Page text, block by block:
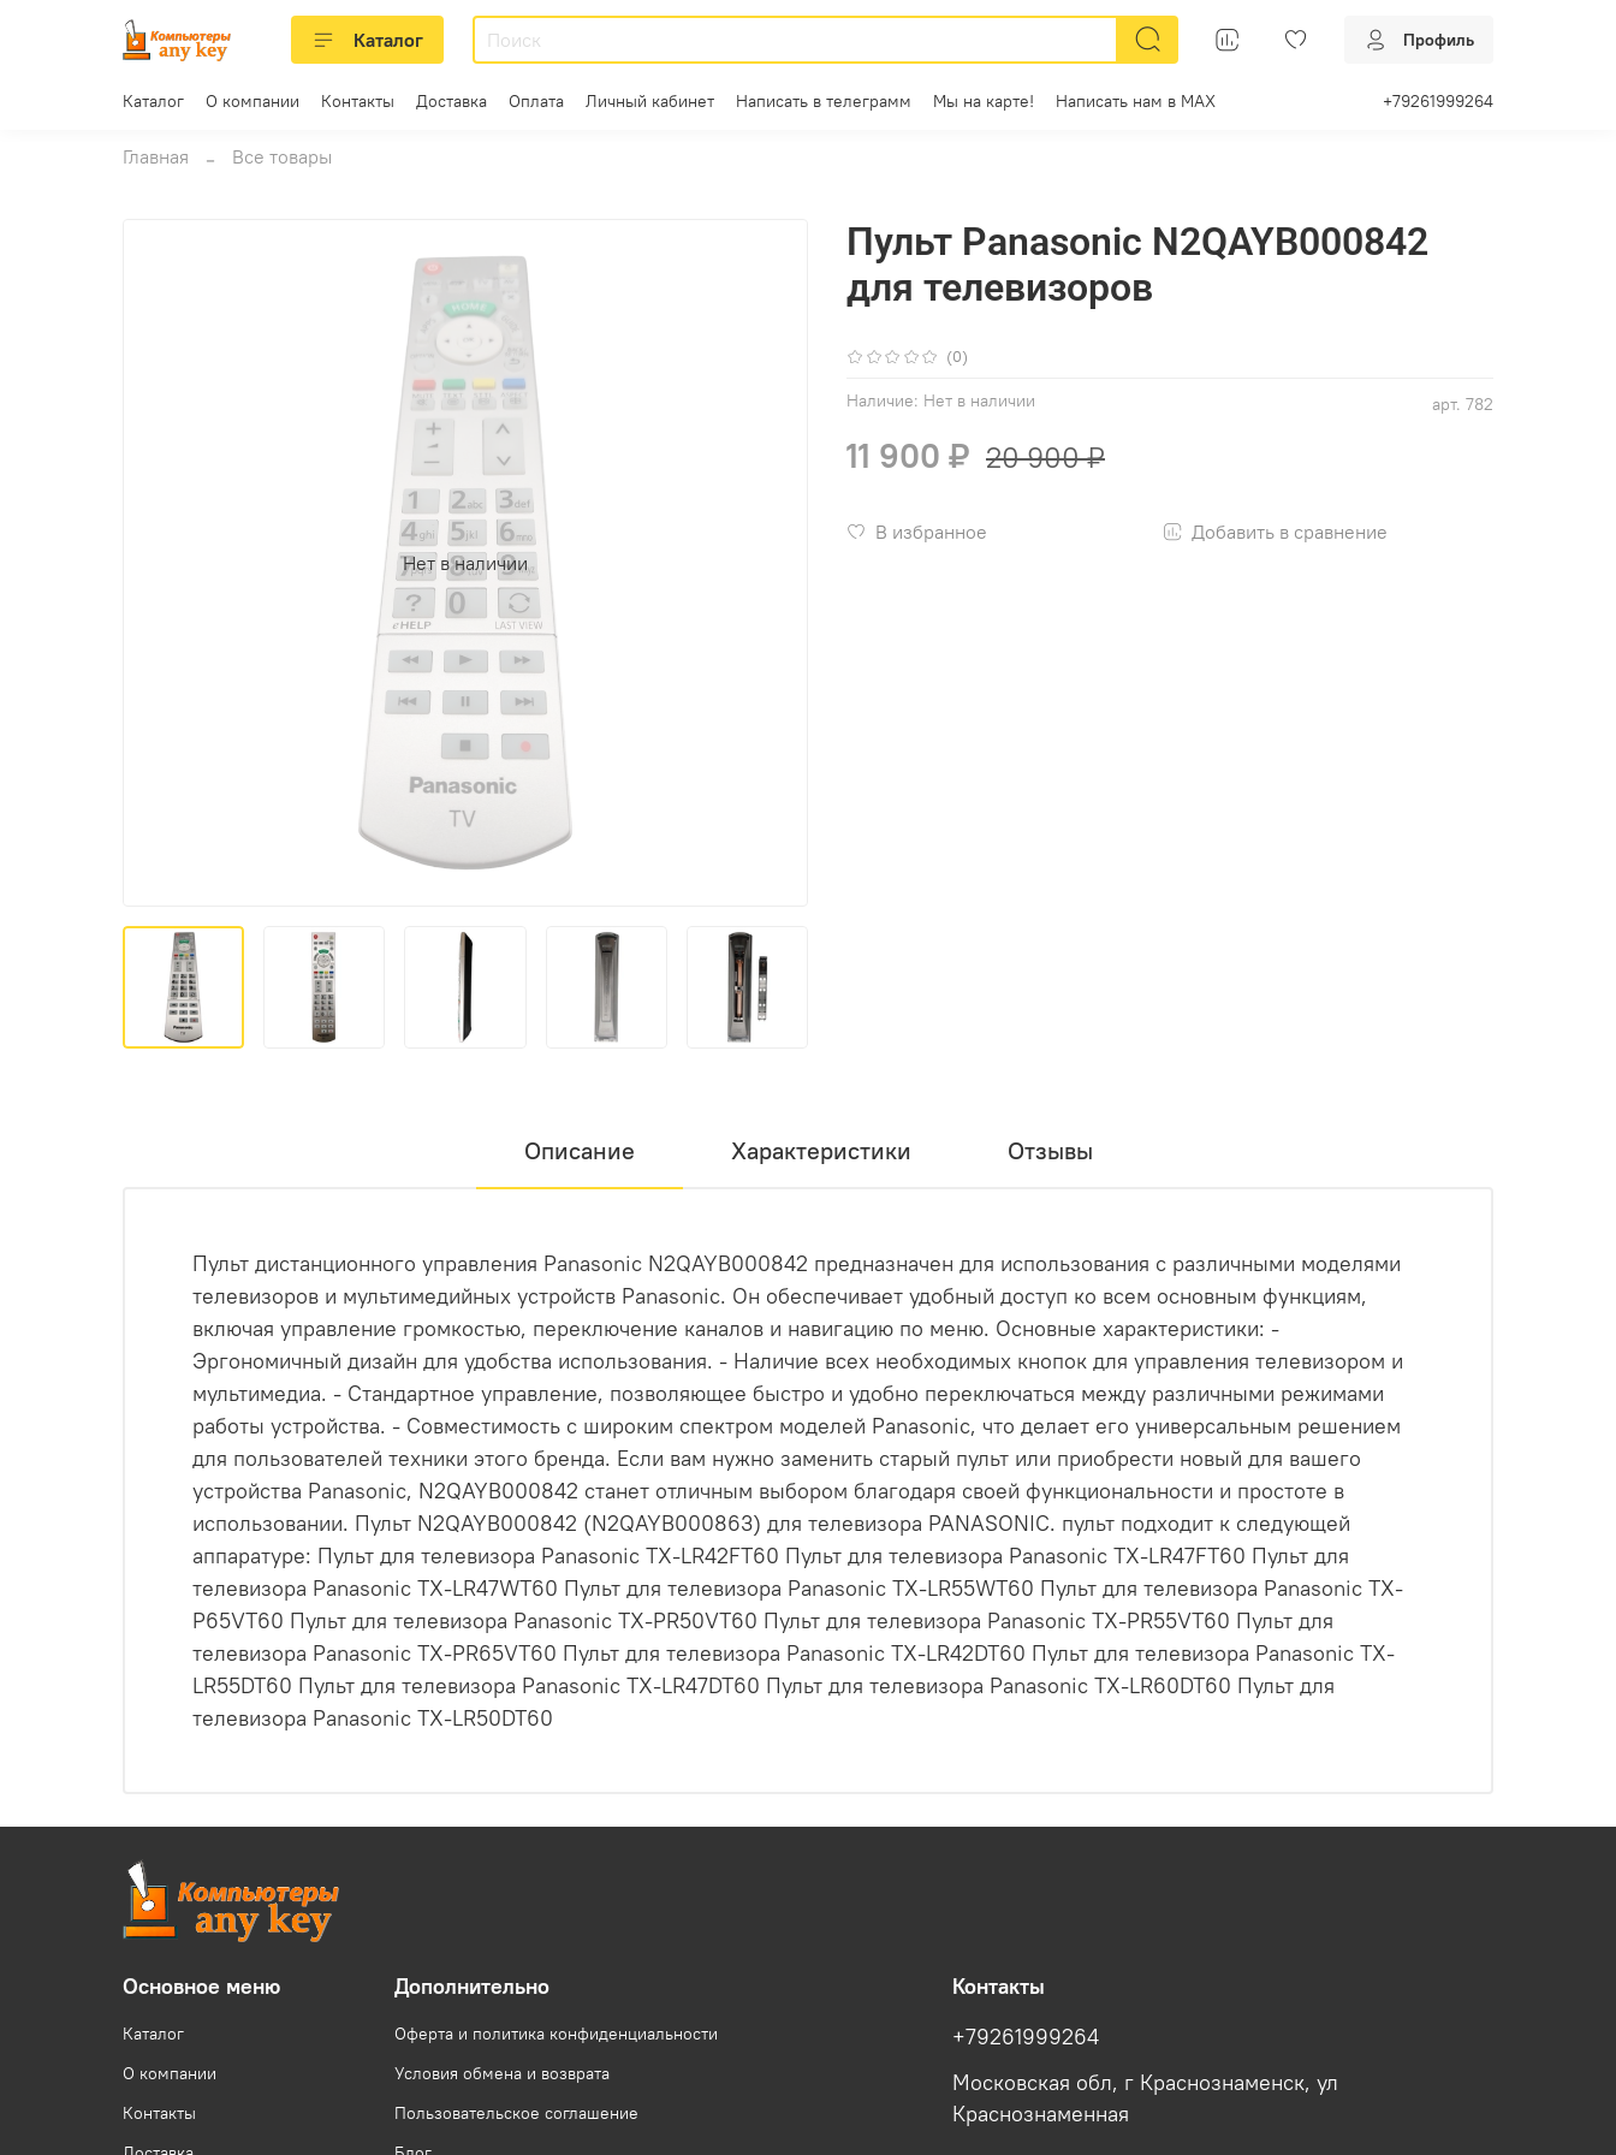
Каталог Профиль
Каталог О компании Контакты Доставка Оплата Личный кабинет Написать в телеграмм Мы на карте! Написать нам в МАХ +79261999264
Главная Все товары
Нет в наличии
(0)
арт. 782
Наличие: Нет в наличии
Пульт Panasonic N2QAYB000842
для телевизоров
11 900 ₽ 20 900 ₽
В избранное Добавить в сравнение
Описание Характеристики Отзывы
Пульт дистанционного управления Panasonic N2QAYB000842 предназначен для использования с различными моделями
телевизоров и мультимедийных устройств Panasonic. Он обеспечивает удобный доступ ко всем основным функциям,
включая управление громкостью, переключение каналов и навигацию по меню. Основные характеристики: -
Эргономичный дизайн для удобства использования. - Наличие всех необходимых кнопок для управления телевизором и
мультимедиа. - Стандартное управление, позволяющее быстро и удобно переключаться между различными режимами
работы устройства. - Совместимость с широким спектром моделей Panasonic, что делает его универсальным решением
для пользователей техники этого бренда. Если вам нужно заменить старый пульт или приобрести новый для вашего
устройства Panasonic, N2QAYB000842 станет отличным выбором благодаря своей функциональности и простоте в
использовании. Пульт N2QAYB000842 (N2QAYB000863) для телевизора PANASONIC. пульт подходит к следующей
аппаратуре: Пульт для телевизора Panasonic TX-LR42FT60 Пульт для телевизора Panasonic TX-LR47FT60 Пульт для
телевизора Panasonic TX-LR47WT60 Пульт для телевизора Panasonic TX-LR55WT60 Пульт для телевизора Panasonic TX-
P65VT60 Пульт для телевизора Panasonic TX-PR50VT60 Пульт для телевизора Panasonic TX-PR55VT60 Пульт для
телевизора Panasonic TX-PR65VT60 Пульт для телевизора Panasonic TX-LR42DT60 Пульт для телевизора Panasonic TX-
LR55DT60 Пульт для телевизора Panasonic TX-LR47DT60 Пульт для телевизора Panasonic TX-LR60DT60 Пульт для
телевизора Panasonic TX-LR50DT60
Основное меню
Каталог
О компании
Контакты
Дополнительно
Оферта и политика конфиденциальности
Условия обмена и возврата
Пользовательское соглашение
Контакты
+79261999264
Московская обл, г Краснознаменск, ул
Краснознаменная